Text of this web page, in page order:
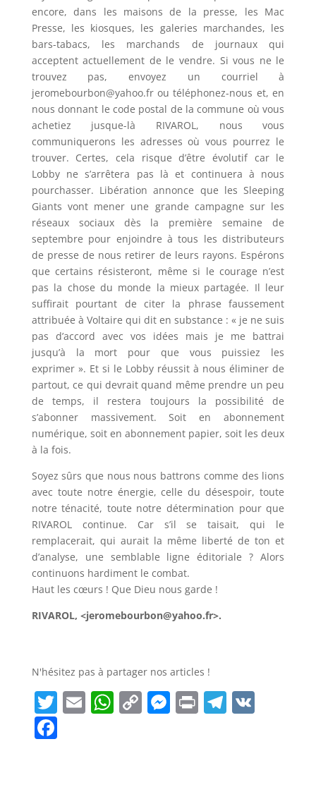
encore, dans les maisons de la presse, les Mac
Presse, les kiosques, les galeries marchandes, les
bars-tabacs, les marchands de journaux qui
acceptent actuellement de le vendre. Si vous ne le
trouvez pas, envoyez un courriel à
jeromebourbon@yahoo.fr ou téléphonez-nous et, en
nous donnant le code postal de la commune où vous
achetiez jusque-là RIVAROL, nous vous
communiquerons les adresses où vous pourrez le
trouver. Certes, cela risque d’être évolutif car le
Lobby ne s’arrêtera pas là et continuera à nous
pourchasser. Libération annonce que les Sleeping
Giants vont mener une grande campagne sur les
réseaux sociaux dès la première semaine de
septembre pour enjoindre à tous les distributeurs
de presse de nous retirer de leurs rayons. Espérons
que certains résisteront, même si le courage n’est
pas la chose du monde la mieux partagée. Il leur
suffirait pourtant de citer la phrase faussement
attribuée à Voltaire qui dit en substance : « je ne suis
pas d’accord avec vos idées mais je me battrai
jusqu’à la mort pour que vous puissiez les
exprimer ». Et si le Lobby réussit à nous éliminer de
partout, ce qui devrait quand même prendre un peu
de temps, il restera toujours la possibilité de
s’abonner massivement. Soit en abonnement
numérique, soit en abonnement papier, soit les deux
à la fois.
Soyez sûrs que nous nous battrons comme des lions
avec toute notre énergie, celle du désespoir, toute
notre ténacité, toute notre détermination pour que
RIVAROL continue. Car s’il se taisait, qui le
remplacerait, qui aurait la même liberté de ton et
d’analyse, une semblable ligne éditoriale ? Alors
continuons hardiment le combat.
Haut les cœurs ! Que Dieu nous garde !
RIVAROL, <jeromebourbon@yahoo.fr>.
N'hésitez pas à partager nos articles !
T
w
it
E W C M P T V
F